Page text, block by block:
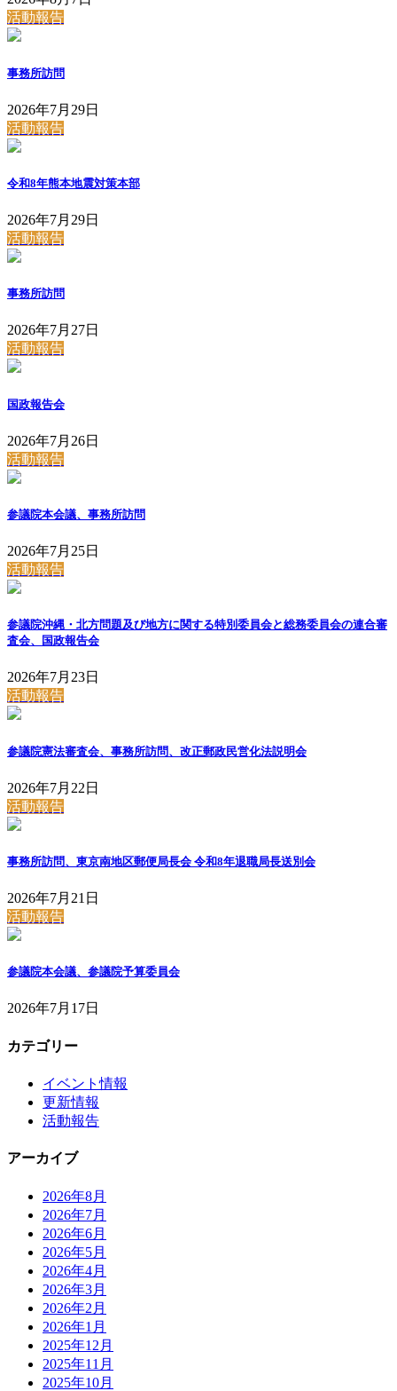
活動報告
事務所訪問
2026年7月29日
活動報告
令和8年熊本地震対策本部
2026年7月29日
活動報告
事務所訪問
2026年7月27日
活動報告
国政報告会
2026年7月26日
活動報告
参議院本会議、事務所訪問
2026年7月25日
活動報告
参議院沖縄・北方問題及び地方に関する特別委員会と総務委員会の連合審
査会、国政報告会
2026年7月23日
活動報告
参議院憲法審査会、事務所訪問、改正郵政民営化法説明会
2026年7月22日
活動報告
事務所訪問、東京南地区郵便局長会 令和8年退職局長送別会
2026年7月21日
活動報告
参議院本会議、参議院予算委員会
2026年7月17日
カテゴリー
イベント情報
更新情報
活動報告
アーカイブ
2026年8月
2026年7月
2026年6月
2026年5月
2026年4月
2026年3月
2026年2月
2026年1月
2025年12月
2025年11月
2025年10月